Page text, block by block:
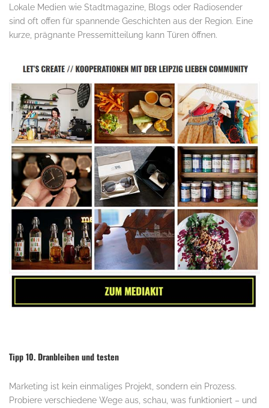
Lokale Medien wie Stadtmagazine, Blogs oder Radiosender
sind oft offen für spannende Geschichten aus der Region. Eine
kurze, prägnante Pressemitteilung kann Türen öffnen.
Tipp 10. Dranbleiben und testen
Marketing ist kein einmaliges Projekt, sondern ein Prozess.
Probiere verschiedene Wege aus, schau, was funktioniert – und